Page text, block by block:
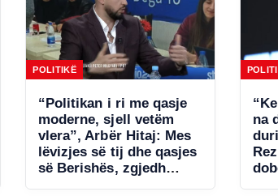
POLITIKË
“Politikan i ri me qasje
moderne, sjell vetëm
vlera”, Arbër Hitaj: Mes
lëvizjes së tij dhe qasjes
së Berishës, zgjedh
na